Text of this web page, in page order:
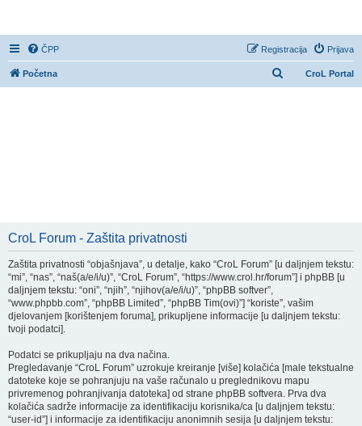
ČPP Prijava
Registracija
CroL Portal
Početna
CroL Forum - Zaštita privatnosti
Zaštita privatnosti “objašnjava”, u detalje, kako “CroL Forum” [u daljnjem tekstu:
“mi”, “nas”, “naš(a/e/i/u)”, “CroL Forum”, “https://www.crol.hr/forum”] i phpBB [u
daljnjem tekstu: “oni”, “njih”, “njihov(a/e/i/u)”, “phpBB softver”,
“www.phpbb.com”, “phpBB Limited”, “phpBB Tim(ovi)”] “koriste”, vašim
djelovanjem [korištenjem foruma], prikupljene informacije [u daljnjem tekstu:
tvoji podatci].
Podatci se prikupljaju na dva načina.
Pregledavanje “CroL Forum” uzrokuje kreiranje [više] kolačića [male tekstualne
datoteke koje se pohranjuju na vaše računalo u preglednikovu mapu
privremenog pohranjivanja datoteka] od strane phpBB softvera. Prva dva
kolačića sadrže informacije za identifikaciju korisnika/ca [u daljnjem tekstu:
“user-id”] i informacije za identifikaciju anonimnih sesija [u daljnjem tekstu: